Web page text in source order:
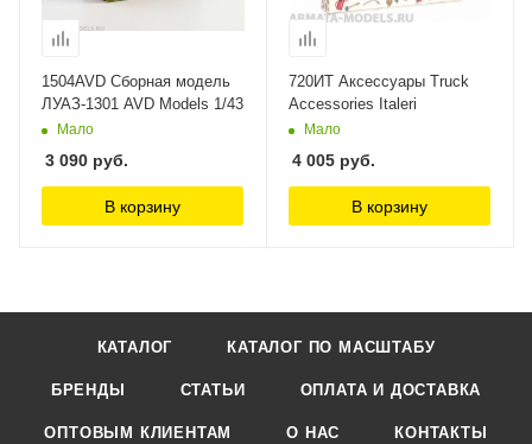
1504AVD Сборная модель
ЛУАЗ-1301 AVD Models 1/43
Мало
3 090 руб.
В корзину
720ИТ Аксессуары Truck
Accessories Italeri
Мало
4 005 руб.
В корзину
КАТАЛОГ КАТАЛОГ ПО МАСШТАБУ
БРЕНДЫ СТАТЬИ ОПЛАТА И ДОСТАВКА
ОПТОВЫМ КЛИЕНТАМ О НАС КОНТАКТЫ